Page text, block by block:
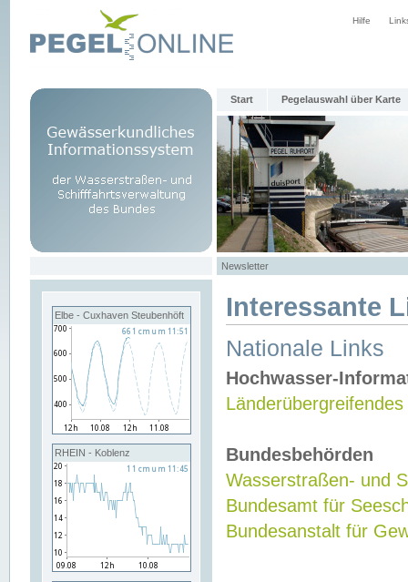
Hilfe
Start Pegelauswahl über Karte
Newsletter
Elbe - Cuxhaven Steubenhöft
RHEIN - Koblenz
Interessante
Nationale Links
Hochwasser-
Bundesbehörden
Wasserstraßen- und
Bundesamt für
Bundesanstalt für